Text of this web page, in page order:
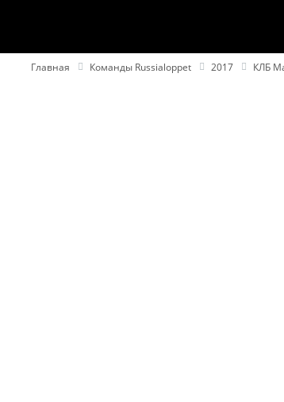
Главная Команды Russialoppet 2017 КЛБ